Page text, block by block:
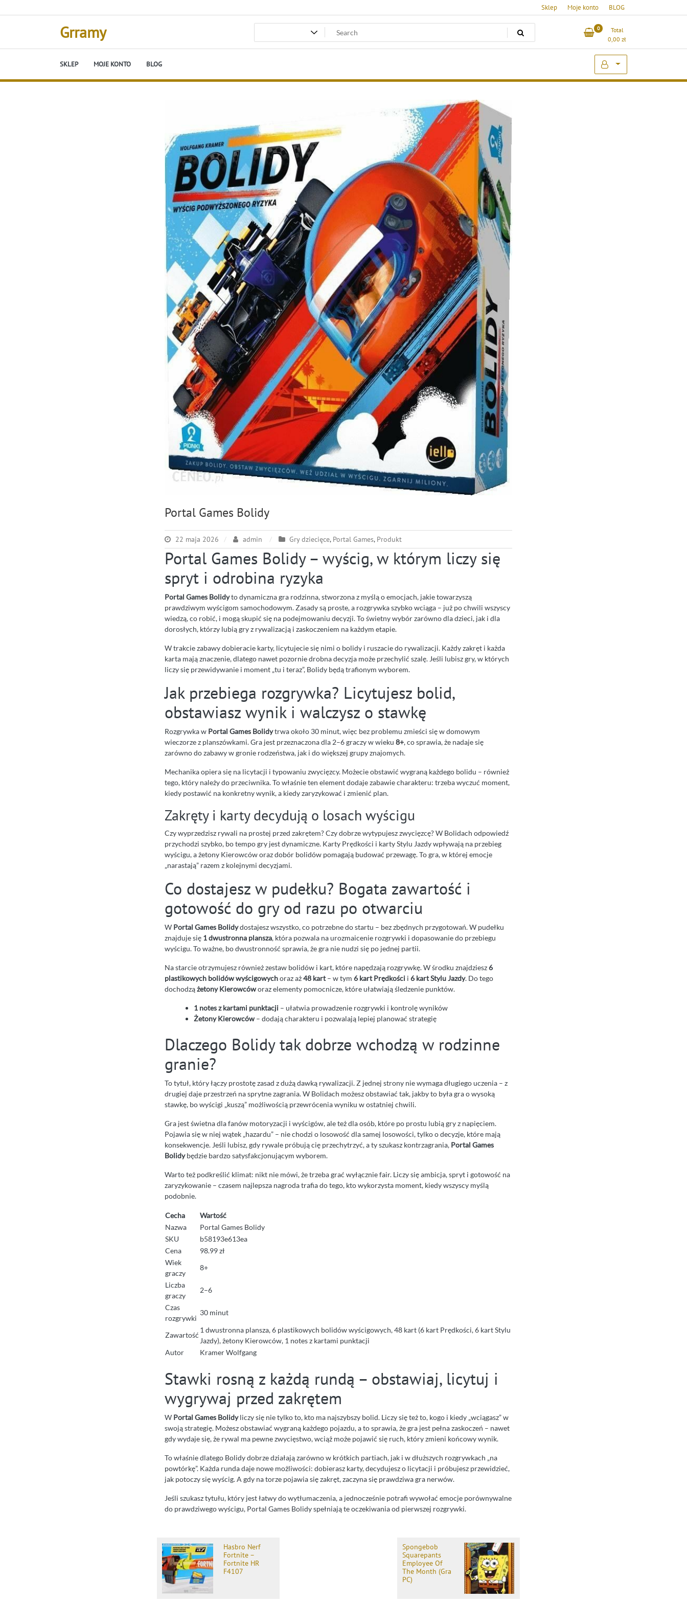
to
Sklep Moje konto BLOG
Grramy 0
Total
0,00 zł
SKLEP MOJE KONTO BLOG
Portal Games Bolidy
22 maja 2026 admin Gry dziecięce, Portal Games, Produkt
Portal Games Bolidy – wyścig, w którym liczy się
spryt i odrobina ryzyka
Portal Games Bolidyto dynamiczna gra rodzinna, stworzona z myślą o emocjach, jakie towarzyszą
prawdziwym wyścigom samochodowym. Zasady są proste, a rozgrywka szybko wciąga – już po chwili wszyscy
wiedzą, co robić, i mogą skupić się na podejmowaniu decyzji. To świetny wybór zarówno dla dzieci, jak i dla
dorosłych, którzy lubią gry z rywalizacją i zaskoczeniem na każdym etapie.
W trakcie zabawy dobieracie karty, licytujecie się nimi o bolidy i ruszacie do rywalizacji. Każdy zakręt i każda
karta mają znaczenie, dlatego nawet pozornie drobna decyzja może przechylić szalę. Jeśli lubisz gry, w których
liczy się przewidywanie i moment „tu i teraz”, Bolidy będą trafionym wyborem.
Jak przebiega rozgrywka? Licytujesz bolid,
obstawiasz wynik i walczysz o stawkę
Rozgrywka w Portal Games Bolidytrwa około 30 minut, więc bez problemu zmieści się w domowym
wieczorze z planszówkami. Gra jest przeznaczona dla 2–6 graczy w wieku 8+, co sprawia, że nadaje się
zarówno do zabawy w gronie rodzeństwa, jak i do większej grupy znajomych.
Mechanika opiera się na licytacji i typowaniu zwycięzcy. Możecie obstawić wygraną każdego bolidu – również
tego, który należy do przeciwnika. To właśnie ten element dodaje zabawie charakteru: trzeba wyczuć moment,
kiedy postawić na konkretny wynik, a kiedy zaryzykować i zmienić plan.
Zakręty i karty decydują o losach wyścigu
Czy wyprzedzisz rywali na prostej przed zakrętem? Czy dobrze wytypujesz zwycięzcę? W Bolidach odpowiedź
przychodzi szybko, bo tempo gry jest dynamiczne. Karty Prędkości i karty Stylu Jazdy wpływają na przebieg
wyścigu, a żetony Kierowców oraz dobór bolidów pomagają budować przewagę. To gra, w której emocje
„narastają” razem z kolejnymi decyzjami.
Co dostajesz w pudełku? Bogata zawartość i
gotowość do gry od razu po otwarciu
W Portal Games Bolidydostajesz wszystko, co potrzebne do startu – bez zbędnych przygotowań. W pudełku
znajduje się 1 dwustronna plansza, która pozwala na urozmaicenie rozgrywki i dopasowanie do przebiegu
wyścigu. To ważne, bo dwustronność sprawia, że gra nie nudzi się po jednej partii.
Na starcie otrzymujesz również zestaw bolidów i kart, które napędzają rozgrywkę. W środku znajdziesz6
plastikowych bolidów wyścigowychoraz aż48 kart– w tym 6 kart Prędkości i 6 kart Stylu Jazdy. Do tego
dochodzążetony Kierowcóworaz elementy pomocnicze, które ułatwiają śledzenie punktów.
1 notes z kartami punktacji – ułatwia prowadzenie rozgrywki i kontrolę wyników
Żetony Kierowców– dodają charakteru i pozwalają lepiej planować strategię
Dlaczego Bolidy tak dobrze wchodzą w rodzinne
granie?
To tytuł, który łączy prostotę zasad z dużą dawką rywalizacji. Z jednej strony nie wymaga długiego uczenia – z
drugiej daje przestrzeń na sprytne zagrania. W Bolidach możesz obstawiać tak, jakby to była gra o wysoką
stawkę, bo wyścigi „kuszą” możliwością przewrócenia wyniku w ostatniej chwili.
Gra jest świetna dla fanów motoryzacji i wyścigów, ale też dla osób, które po prostu lubią gry z napięciem.
Pojawia się w niej wątek „hazardu” – nie chodzi o losowość dla samej losowości, tylko o decyzje, które mają
konsekwencje. Jeśli lubisz, gdy rywale próbują cię przechytrzyć, a ty szukasz kontrzagrania, Portal Games
Bolidybędzie bardzo satysfakcjonującym wyborem.
Warto też podkreślić klimat: nikt nie mówi, że trzeba grać wyłącznie fair. Liczy się ambicja, spryt i gotowość na
zaryzykowanie – czasem najlepsza nagroda trafia do tego, kto wykorzysta moment, kiedy wszyscy myślą
podobnie.
Cecha
Wartość
Nazwa
Portal Games Bolidy
SKU
b58193e613ea
Cena
98.99 zł
Wiek
graczy
8+
Liczba
graczy
2–6
Czas
rozgrywki
30 minut
Zawartość
1 dwustronna plansza, 6 plastikowych bolidów wyścigowych, 48 kart (6 kart Prędkości, 6 kart Stylu
Jazdy), żetony Kierowców, 1 notes z kartami punktacji
Autor
Kramer Wolfgang
Stawki rosną z każdą rundą – obstawiaj, licytuj i
wygrywaj przed zakrętem
W Portal Games Bolidyliczy się nie tylko to, kto ma najszybszy bolid. Liczy się też to, kogo i kiedy „wciągasz” w
swoją strategię. Możesz obstawiać wygraną każdego pojazdu, a to sprawia, że gra jest pełna zaskoczeń – nawet
gdy wydaje się, że rywal ma pewne zwycięstwo, wciąż może pojawić się ruch, który zmieni końcowy wynik.
To właśnie dlatego Bolidy dobrze działają zarówno w krótkich partiach, jak i w dłuższych rozgrywkach „na
powtórkę”. Każda runda daje nowe możliwości: dobierasz karty, decydujesz o licytacji i próbujesz przewidzieć,
jak potoczy się wyścig. A gdy na torze pojawia się zakręt, zaczyna się prawdziwa gra nerwów.
Jeśli szukasz tytułu, który jest łatwy do wytłumaczenia, a jednocześnie potrafi wywołać emocje porównywalne
do prawdziwego wyścigu, Portal Games Bolidy spełniają te oczekiwania od pierwszej rozgrywki.
Hasbro Nerf
Fortnite –
Fortnite HR
F4107
Spongebob
Squarepants
Employee Of
The Month (Gra
PC)